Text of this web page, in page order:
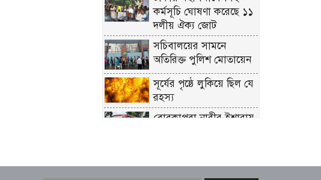
কর্মসূচি ঘোষণা করেছে ১১
দলীয় ঐক্য জোট
সচিবালয়ের সামনে
অতিরিক্ত পুলিশ মোতায়েন
সূর্যের পৃষ্ঠে লুকিয়ে ছিল যে
রহস্য
বোরকাপরা নারীর ইশারায়
লালবাগ কেল্লা পরিদর্শন